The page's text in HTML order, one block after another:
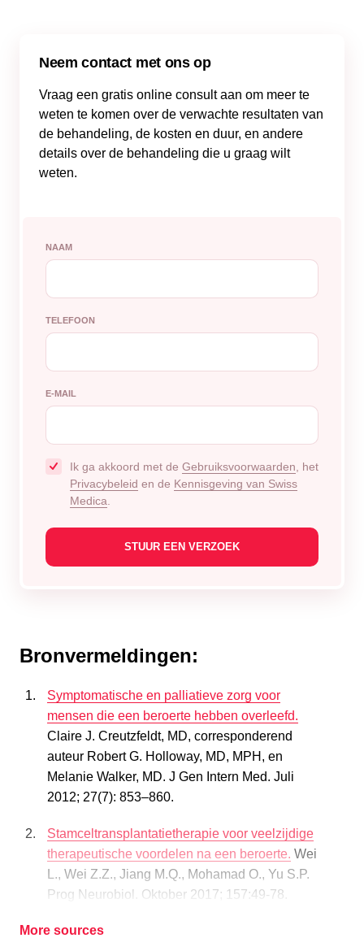
Neem contact met ons op
Vraag een gratis online consult aan om meer te
weten te komen over de verwachte resultaten van
de behandeling, de kosten en duur, en andere
details over de behandeling die u graag wilt
weten.
NAAM
TELEFOON
E-MAIL
Ik ga akkoord met de Gebruiksvoorwaarden , het
Privacybeleid en de Kennisgeving van Swiss
Medica
Bronvermeldingen:
Symptomatische en palliatieve zorg voor
mensen die een beroerte hebben overleefd.
Claire J. Creutzfeldt, MD, corresponderend
auteur Robert G. Holloway, MD, MPH, en
Melanie Walker, MD. J Gen Intern Med. Juli
2012; 27(7): 853–860.
Stamceltransplantatietherapie voor veelzijdige
therapeutische voordelen na een beroerte. Wei
L., Wei Z.Z., Jiang M.Q., Mohamad O., Yu S.P.
Prog Neurobiol. Oktober 2017; 157:49-78.
More sources